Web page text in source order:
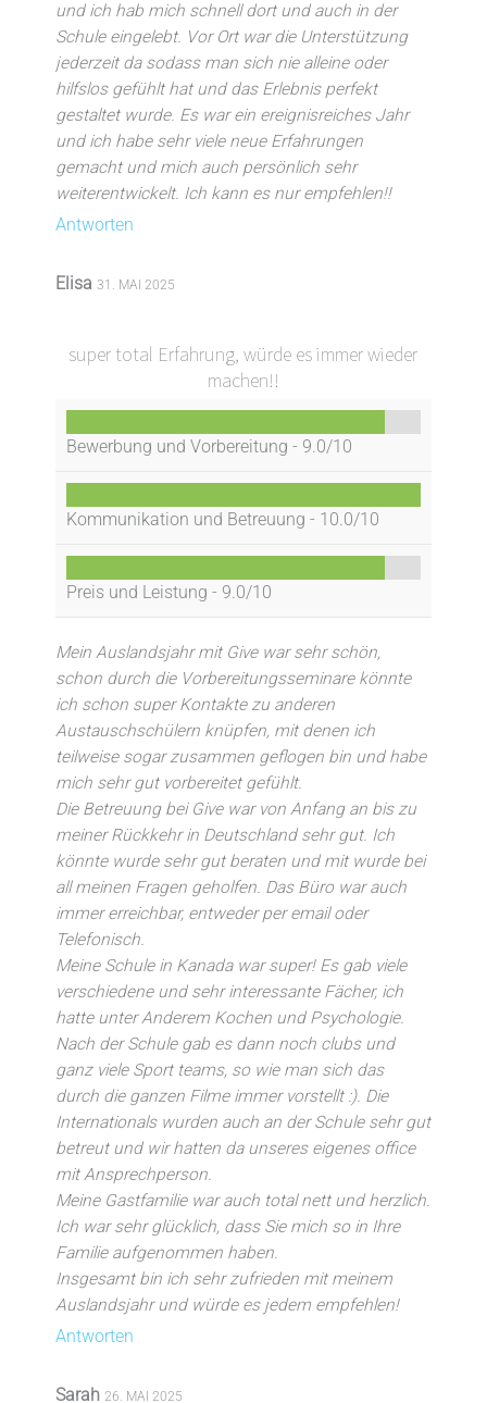
und ich hab mich schnell dort und auch in der
Schule eingelebt. Vor Ort war die Unterstützung
jederzeit da sodass man sich nie alleine oder
hilfslos gefühlt hat und das Erlebnis perfekt
gestaltet wurde. Es war ein ereignisreiches Jahr
und ich habe sehr viele neue Erfahrungen
gemacht und mich auch persönlich sehr
weiterentwickelt. Ich kann es nur empfehlen!!
Antworten
Elisa 31. MAI 2025
super total Erfahrung, würde es immer wieder
machen!!
Bewerbung und Vorbereitung - 9.0/10
Kommunikation und Betreuung - 10.0/10
Preis und Leistung - 9.0/10
Mein Auslandsjahr mit Give war sehr schön,
schon durch die Vorbereitungsseminare könnte
ich schon super Kontakte zu anderen
Austauschschülern knüpfen, mit denen ich
teilweise sogar zusammen geflogen bin und habe
mich sehr gut vorbereitet gefühlt.
Die Betreuung bei Give war von Anfang an bis zu
meiner Rückkehr in Deutschland sehr gut. Ich
könnte wurde sehr gut beraten und mit wurde bei
all meinen Fragen geholfen. Das Büro war auch
immer erreichbar, entweder per email oder
Telefonisch.
Meine Schule in Kanada war super! Es gab viele
verschiedene und sehr interessante Fächer, ich
hatte unter Anderem Kochen und Psychologie.
Nach der Schule gab es dann noch clubs und
ganz viele Sport teams, so wie man sich das
durch die ganzen Filme immer vorstellt :). Die
Internationals wurden auch an der Schule sehr gut
betreut und wir hatten da unseres eigenes office
mit Ansprechperson.
Meine Gastfamilie war auch total nett und herzlich.
Ich war sehr glücklich, dass Sie mich so in Ihre
Familie aufgenommen haben.
Insgesamt bin ich sehr zufrieden mit meinem
Auslandsjahr und würde es jedem empfehlen!
Antworten
Sarah 26. MAI 2025